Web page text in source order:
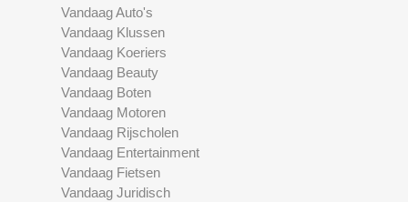
Vandaag Auto's
Vandaag Klussen
Vandaag Koeriers
Vandaag Beauty
Vandaag Boten
Vandaag Motoren
Vandaag Rijscholen
Vandaag Entertainment
Vandaag Fietsen
Vandaag Juridisch